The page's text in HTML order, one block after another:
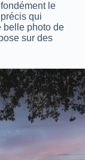
le
qui
belle photo de
sur des